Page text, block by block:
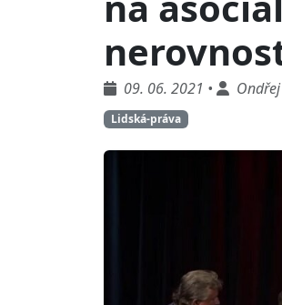
09. 06. 2021 •
Lidská-práva